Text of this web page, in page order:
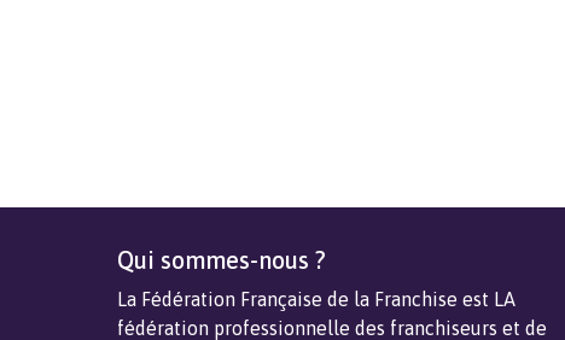
Qui sommes-nous ?
La Fédération Française de la Franchise est LA
fédération professionnelle des franchiseurs et de